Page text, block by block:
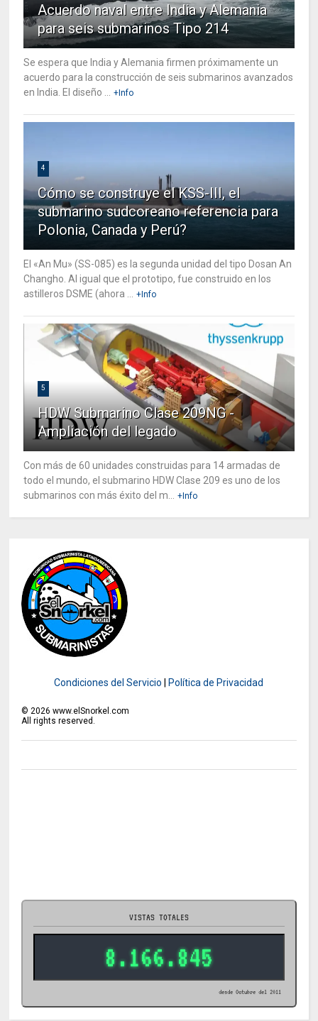
Acuerdo naval entre India y Alemania
para seis submarinos Tipo 214
Se espera que India y Alemania firmen próximamente un
acuerdo para la construcción de seis submarinos avanzados
en India. El diseño ...
+Info
4
Cómo se construye el KSS-III, el
submarino sudcoreano referencia para
Polonia, Canada y Perú?
El «An Mu» (SS-085) es la segunda unidad del tipo Dosan An
Changho. Al igual que el prototipo, fue construido en los
astilleros DSME (ahora ...
+Info
5
HDW Submarino Clase 209NG -
Ampliación del legado
Con más de 60 unidades construidas para 14 armadas de
todo el mundo, el submarino HDW Clase 209 es uno de los
submarinos con más éxito del m...
+Info
Condiciones del Servicio Política de Privacidad
© 2026 www.elSnorkel.com
All rights reserved.
VISTAS TOTALES
8.166.845
desde Octubre del 2011